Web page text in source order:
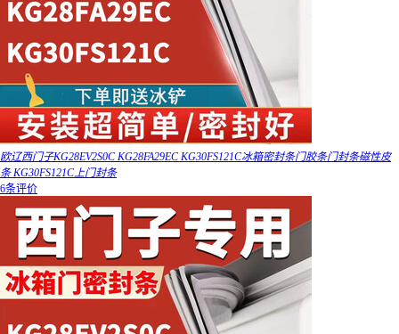
欧辽西门子KG28EV2S0C KG28FA29EC KG30FS121C冰箱密封条门胶条门封条磁性皮
条 KG30FS121C上门封条
6条评价